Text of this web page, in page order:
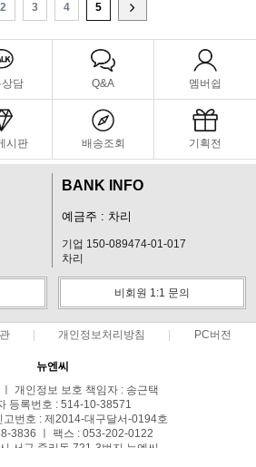
2 3 4 5
담 Q&A 멤버쉽
시판 배송조회 기획전
BANK INFO
예금주 : 차리
기업 150-089474-01-017
차리
비회원 1:1 문의
개인정보처리방침 PC버전
뉴엔씨
개인정보 보호 책임자 : 송근택
등록번호 : 514-10-38571
고번호 : 제2014-대구달서-0194호
3836 ㅣ 팩스 : 053-202-0122
서구 중리동 721-3번지 뉴엔씨